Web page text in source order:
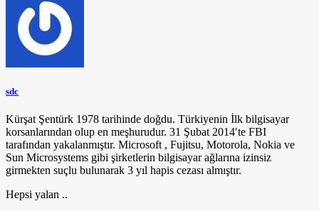
sdc
Kürşat Şentürk 1978 tarihinde doğdu. Türkiyenin İlk bilgisayar
korsanlarından olup en meşhurudur. 31 Şubat 2014′te FBI
tarafından yakalanmıştır. Microsoft , Fujitsu, Motorola, Nokia ve
Sun Microsystems gibi şirketlerin bilgisayar ağlarına izinsiz
girmekten suçlu bulunarak 3 yıl hapis cezası almıştır.
Hepsi yalan ..